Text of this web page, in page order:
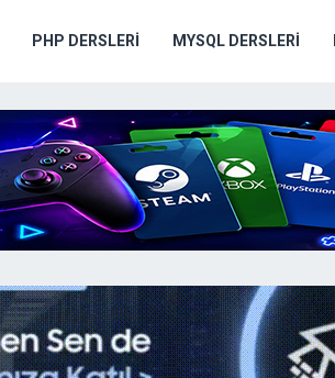
PHP DERSLERI MYSQL DERSLERI